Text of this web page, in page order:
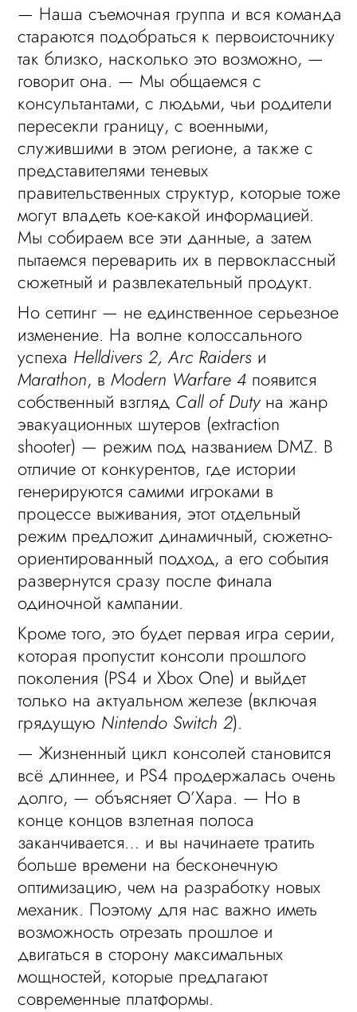
— Наша съемочная группа и вся команда
стараются подобраться к первоисточнику
так близко, насколько это возможно, —
говорит она. — Мы общаемся с
консультантами, с людьми, чьи родители
пересекли границу, с военными,
служившими в этом регионе, а также с
представителями теневых
правительственных структур, которые тоже
могут владеть кое-какой информацией.
Мы собираем все эти данные, а затем
пытаемся переварить их в первоклассный
сюжетный и развлекательный продукт.
Но сеттинг — не единственное серьезное
изменение. На волне колоссального
успеха Helldivers 2, Arc Raiders и
Marathon, вModern Warfare 4 появится
собственный взгляд Call of Dutyна жанр
эвакуационных шутеров (extraction
shooter) — режим под названием DMZ. В
отличие от конкурентов, где истории
генерируются самими игроками в
процессе выживания, этот отдельный
режим предложит динамичный, сюжетно-
ориентированный подход, а его события
развернутся сразу после финала
одиночной кампании.
Кроме того, это будет первая игра серии,
которая пропустит консоли прошлого
поколения (PS4 и Xbox One) и выйдет
только на актуальном железе (включая
грядущую Nintendo Switch 2).
— Жизненный цикл консолей становится
всё длиннее, и PS4 продержалась очень
долго, — объясняет О’Хара. — Но в
конце концов взлетная полоса
заканчивается… и вы начинаете тратить
больше времени на бесконечную
оптимизацию, чем на разработку новых
механик. Поэтому для нас важно иметь
возможность отрезать прошлое и
двигаться в сторону максимальных
мощностей, которые предлагают
современные платформы.